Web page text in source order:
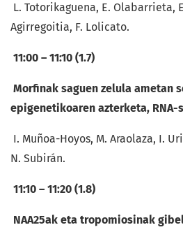
L. Totorikaguena, E. Olabarrieta,
Agirregoitia, F. Lolicato.
11:00 – 11:10 (1.7)
Morfinak saguen zelula ametan
epigenetikoaren azterketa,
I. Muñoa-Hoyos, M. Araolaza, I.
N. Subirán.
11:10 – 11:20 (1.8)
NAA25ak eta tropomiosinak